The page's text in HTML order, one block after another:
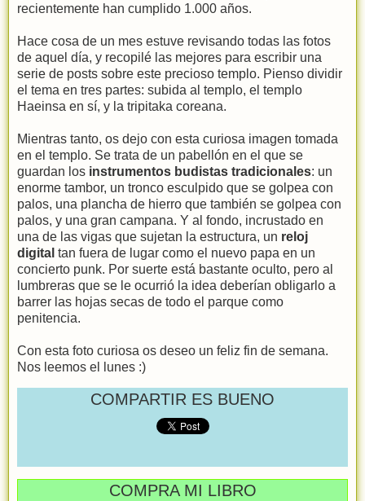
recientemente han cumplido 1.000 años.
Hace cosa de un mes estuve revisando todas las fotos
de aquel día, y recopilé las mejores para escribir una
serie de posts sobre este precioso templo. Pienso dividir
el tema en tres partes: subida al templo, el templo
Haeinsa en sí, y la tripitaka coreana.
Mientras tanto, os dejo con esta curiosa imagen tomada
en el templo. Se trata de un pabellón en el que se
guardan los instrumentos budistas tradicionales: un
enorme tambor, un tronco esculpido que se golpea con
palos, una plancha de hierro que también se golpea con
palos, y una gran campana. Y al fondo, incrustado en
una de las vigas que sujetan la estructura, un reloj
digital tan fuera de lugar como el nuevo papa en un
concierto punk. Por suerte está bastante oculto, pero al
lumbreras que se le ocurrió la idea deberían obligarlo a
barrer las hojas secas de todo el parque como
penitencia.
Con esta foto curiosa os deseo un feliz fin de semana.
Nos leemos el lunes :)
COMPARTIR ES BUENO
COMPRA MI LIBRO